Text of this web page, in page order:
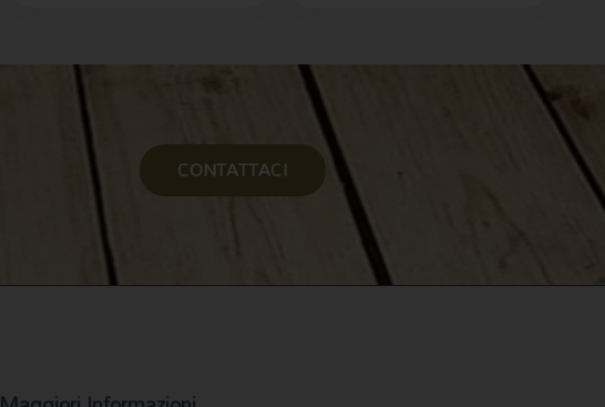
CONTATTACI